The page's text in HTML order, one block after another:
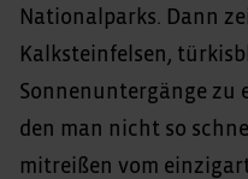
Nationalparks. Dann
Kalksteinfelsen,
Sonnenuntergänge zu
den man nicht so
mitreißen vom